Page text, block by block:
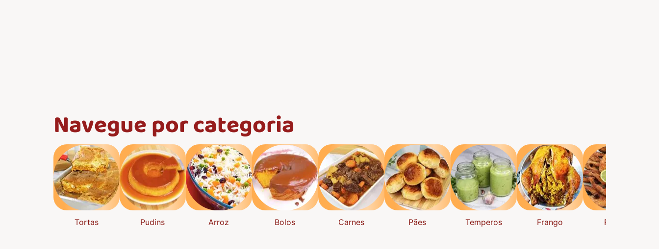
Navegue por categoria
Tortas Pudins Arroz Bolos Carnes Pães Temperos Frango Peixes